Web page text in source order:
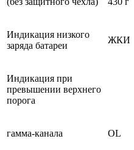
Индикация низкого
заряда батареи
ЖКИ
Индикация при
превышении верхнего
порога
гамма-канала OL